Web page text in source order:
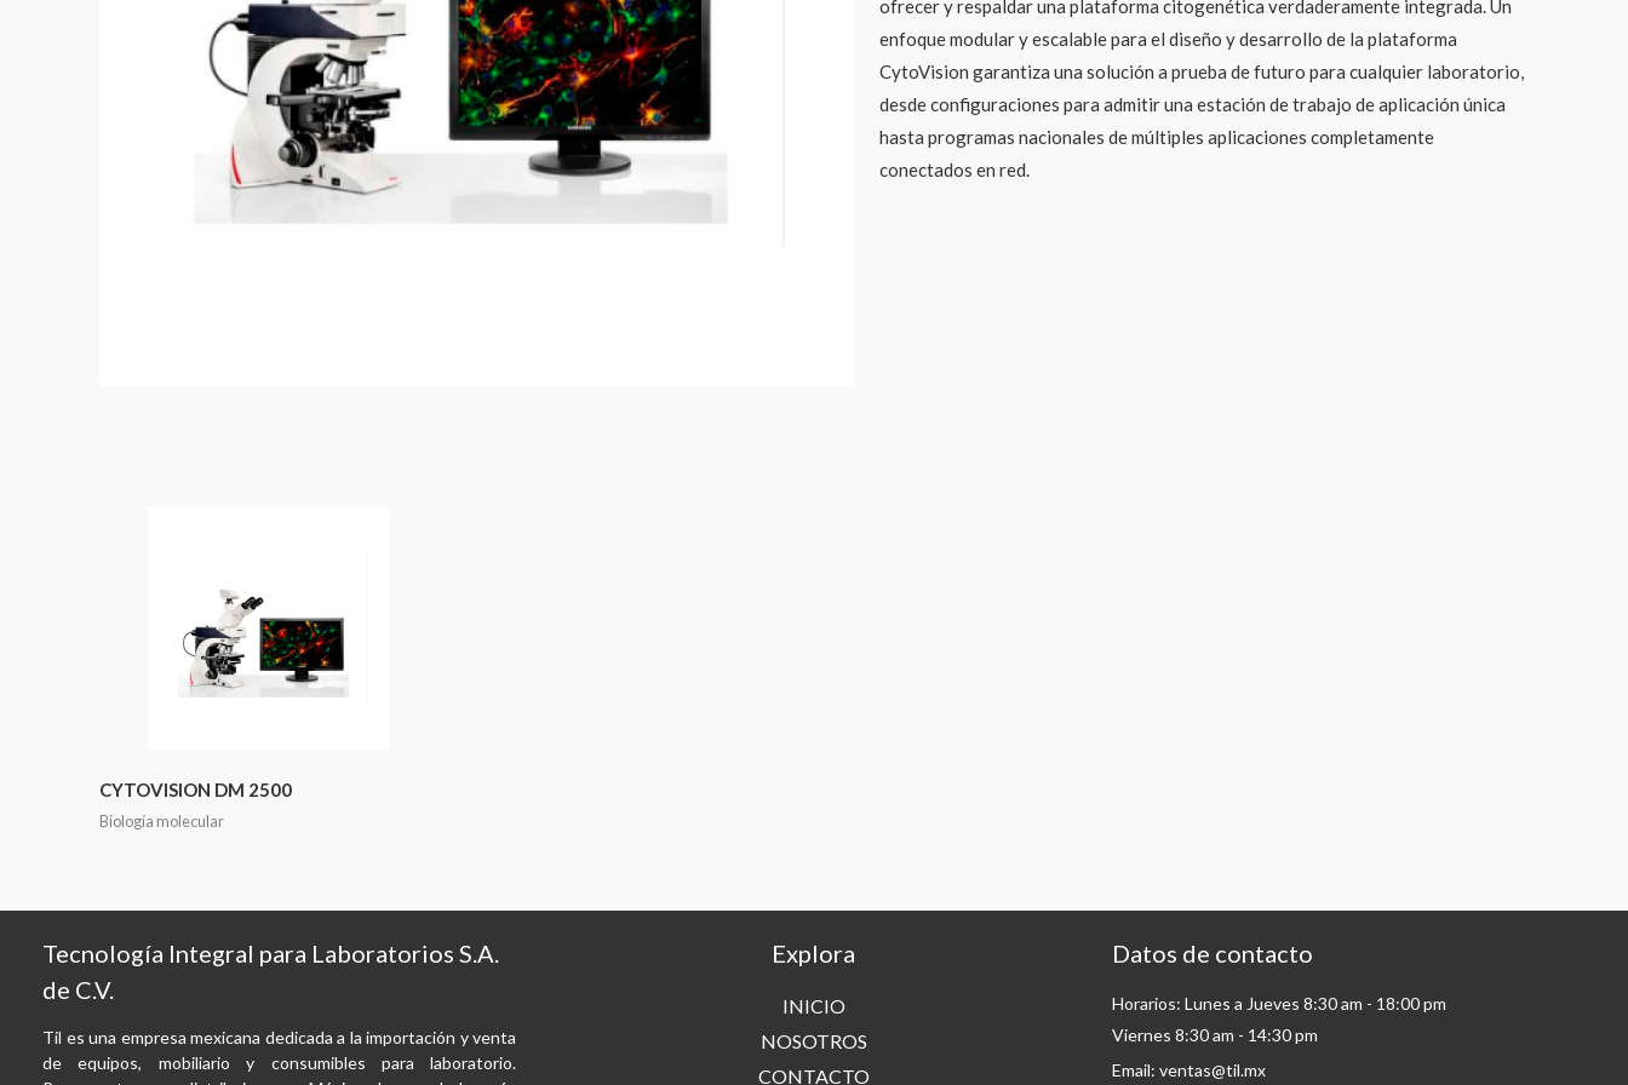
ofrecer y respaldar una plataforma citogenética verdaderamente integrada. Un
enfoque modular y escalable para el diseño y desarrollo de la plataforma
CytoVision garantiza una solución a prueba de futuro para cualquier laboratorio,
desde configuraciones para admitir una estación de trabajo de aplicación única
hasta programas nacionales de múltiples aplicaciones completamente
conectados en red.
CYTOVISION DM 2500
Biología molecular
Tecnología Integral para Laboratorios S.A.
de C.V.
Til es una empresa mexicana dedicada a la importación y venta
de equipos, mobiliario y consumibles para laboratorio.
Explora
INICIO
NOSOTROS
CONTACTO
Datos de contacto
Horarios: Lunes a Jueves 8:30 am - 18:00 pm
Viernes 8:30 am - 14:30 pm
Email: ventas@til.mx